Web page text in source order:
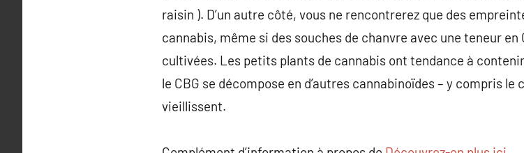
raisin ). D’un autre côté, vous ne rencontrerez que des
cannabis, même si des souches de chanvre avec une teneur
cultivées. Les petits plants de cannabis ont tendance à
le CBG se décompose en d’autres cannabinoïdes – y compris le
vieillissent.